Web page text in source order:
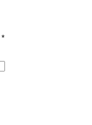
*Erforderlich